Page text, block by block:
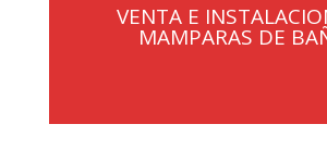
VENTA E
MAMPARAS DE